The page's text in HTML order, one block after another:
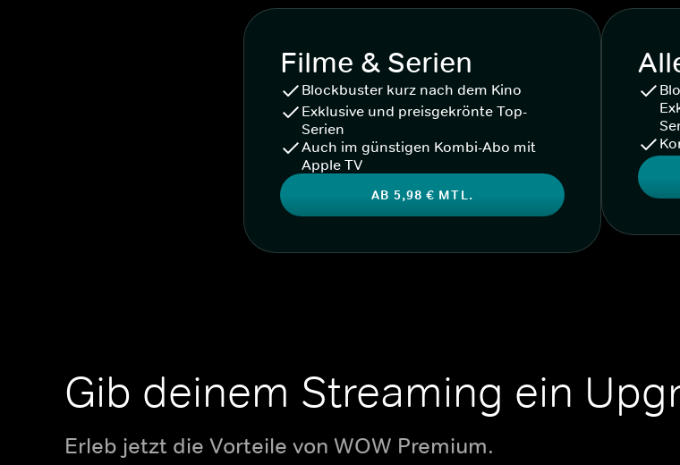
Filme & Serien
Blockbuster kurz nach dem Kino
Exklusive und preisgekrönte Top-
Serien
Auch im günstigen Kombi-Abo mit
Apple TV
AB 5,98 € MTL.
Gib deinem Streaming ein
Erleb jetzt die Vorteile von WOW Premium.